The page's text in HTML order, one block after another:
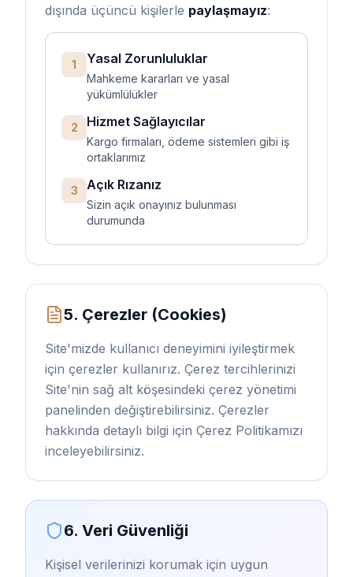
dışında üçüncü kişilerle paylaşmayız:
1 Yasal Zorunluluklar
Mahkeme kararları ve yasal
yükümlülükler
2 Hizmet Sağlayıcılar
Kargo firmaları, ödeme sistemleri gibi iş
ortaklarımız
3 Açık Rızanız
Sizin açık onayınız bulunması
durumunda
5. Çerezler (Cookies)
Site'mizde kullanıcı deneyimini iyileştirmek
için çerezler kullanırız. Çerez tercihlerinizi
Site'nin sağ alt köşesindeki çerez yönetimi
panelinden değiştirebilirsiniz. Çerezler
hakkında detaylı bilgi için Çerez Politikamızı
inceleyebilirsiniz.
6. Veri Güvenliği
Kişisel verilerinizi korumak için uygun